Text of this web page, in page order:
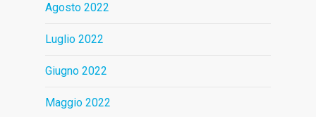
Agosto 2022
Luglio 2022
Giugno 2022
Maggio 2022